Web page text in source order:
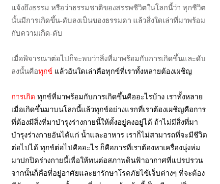
แจ้งถึงธรรม หรือว่าธรรมชาติของสรรพชีวิตในโลกนี้ว่า ทุกชีวิต
นั้นมีการเกิดขึ้น-ดับลงเป็นของธรรมดา แล้วสิ่งใดเล่าที่มาพร้อม
กับความเกิด-ดับ
เมื่อพิจารณาต่อไปก็จะพบว่าสิ่งที่มาพร้อมกับการเกิดขึ้นและดับ
ลงนั้นคือทุกข์ แล้วอันใดเล่าคือทุกข์ที่เราทั้งหลายต้องเผชิญ
การเกิดทุกข์ที่มาพร้อมกับการเกิดขึ้นคืออะไรบ้าง เราทั้งหลาย
เมื่อเกิดขึ้นมาบนโลกนี้แล้วทุกข์อย่างแรกที่เราต้องเผชิญคือการ
ที่ต้องมีสิ่งที่มาบำรุงร่างกายนี้ให้ตั้งอยู่คงอยู่ได้ ถ้าไม่มีสิ่งที่มา
บำรุงร่างกายอันได้แก่ น้ำและอาหาร เราก็ไม่สามารถที่จะมีชีวิต
ต่อไปได้ ทุกข์ต่อไปคืออะไร ก็คือการที่เราต้องหาเครื่องนุ่งห่ม
มาปกปิดร่างกายนี้เพื่อให้ทนต่อสภาพดินฟ้าอากาศที่แปรปรวน
จากนั้นก็คือที่อยู่อาศัยและยารักษาโรคภัยไข้เจ็บต่างๆ ที่จะต้อง